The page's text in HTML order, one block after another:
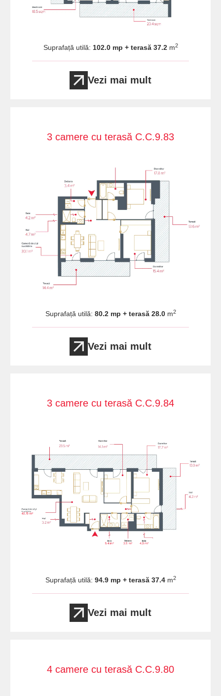
Suprafață utilă: 102.0 mp + terasă 37.2m2
Vezi mai mult
3 camere cu terasă C.C.9.83
Suprafață utilă: 80.2 mp + terasă 28.0m2
Vezi mai mult
3 camere cu terasă C.C.9.84
Suprafață utilă: 94.9 mp + terasă 37.4m2
Vezi mai mult
4 camere cu terasă C.C.9.80